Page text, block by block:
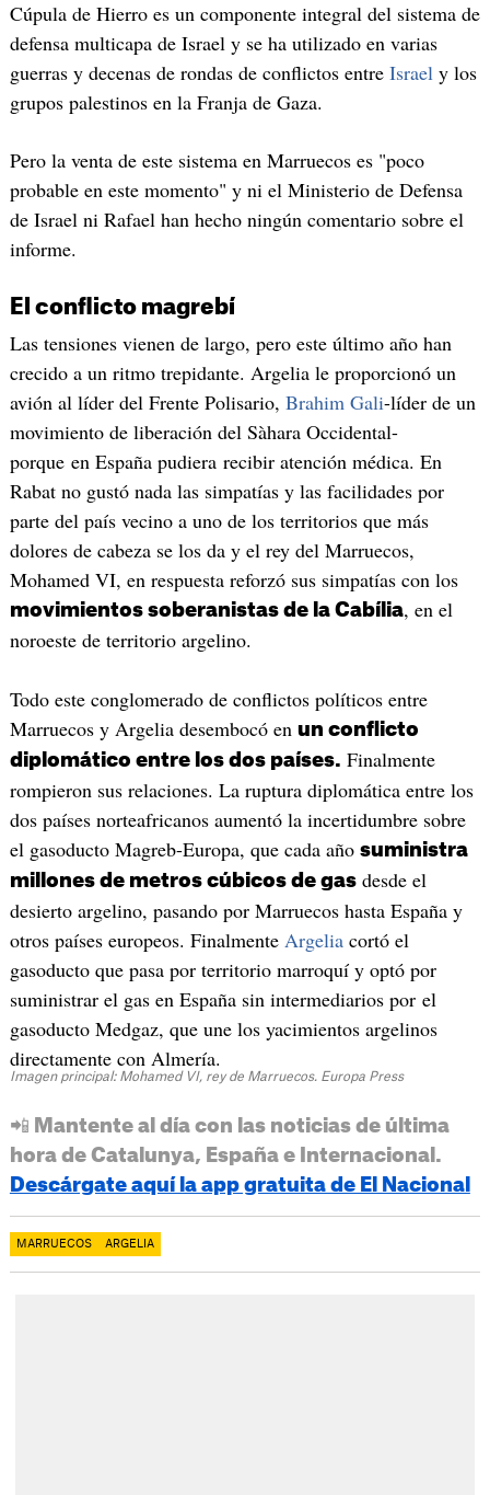
Cúpula de Hierro es un componente integral del sistema de
defensa multicapa de Israel y se ha utilizado en varias
guerras y decenas de rondas de conflictos entre Israel y los
grupos palestinos en la Franja de Gaza.
Pero la venta de este sistema en Marruecos es "poco
probable en este momento" y ni el Ministerio de Defensa
de Israel ni Rafael han hecho ningún comentario sobre el
informe.
El conflicto magrebí
Las tensiones vienen de largo, pero este último año han
crecido a un ritmo trepidante. Argelia le proporcionó un
avión al líder del Frente Polisario, Brahim Gali-líder de un
movimiento de liberación del Sàhara Occidental-
porque en España pudiera recibir atención médica. En
Rabat no gustó nada las simpatías y las facilidades por
parte del país vecino a uno de los territorios que más
dolores de cabeza se los da y el rey del Marruecos,
Mohamed VI, en respuesta reforzó sus simpatías con los
movimientos soberanistas de la Cabília, en el
noroeste de territorio argelino.
Todo este conglomerado de conflictos políticos entre
Marruecos y Argelia desembocó en un conflicto
diplomático entre los dos países. Finalmente
rompieron sus relaciones. La ruptura diplomática entre los
dos países norteafricanos aumentó la incertidumbre sobre
el gasoducto Magreb-Europa, que cada año suministra
millones de metros cúbicos de gasdesde el
desierto argelino, pasando por Marruecos hasta España y
otros países europeos. Finalmente Argeliacortó el
gasoducto que pasa por territorio marroquí y optó por
suministrar el gas en España sin intermediarios por el
gasoducto Medgaz, que une los yacimientos argelinos
directamente con Almería.
Imagen principal: Mohamed VI, rey de Marruecos. Europa Press
📲 Mantente al día con las noticias de última
hora de Catalunya, España e Internacional.
Descárgate aquí la app gratuita de El Nacional
MARRUECOS ARGELIA